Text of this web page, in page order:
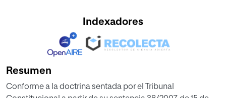
Indexadores
Resumen
Conforme a la doctrina sentada por el Tribunal